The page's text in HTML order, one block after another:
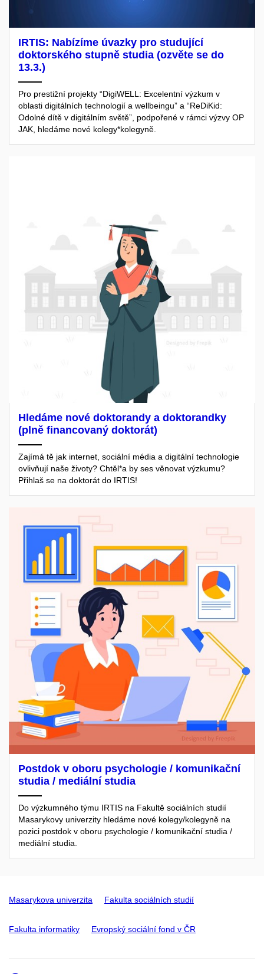
IRTIS: Nabízíme úvazky pro studující
doktorského stupně studia (ozvěte se do
13.3.)
Pro prestižní projekty “DigiWELL: Excelentní výzkum v
oblasti digitálních technologií a wellbeingu” a “ReDiKid:
Odolné dítě v digitálním světě”, podpořené v rámci výzvy OP
JAK, hledáme nové kolegy*kolegyně.
Hledáme nové doktorandy a doktorandky
(plně financovaný doktorát)
Zajímá tě jak internet, sociální média a digitální technologie
ovlivňují naše životy? Chtěl*a by ses věnovat výzkumu?
Přihlaš se na doktorát do IRTIS!
Postdok v oboru psychologie / komunikační
studia / mediální studia
Do výzkumného týmu IRTIS na Fakultě sociálních studií
Masarykovy univerzity hledáme nové kolegy/kolegyně na
pozici postdok v oboru psychologie / komunikační studia /
mediální studia.
Masarykova univerzita Fakulta sociálních studií
Fakulta informatiky Evropský sociální fond v ČR